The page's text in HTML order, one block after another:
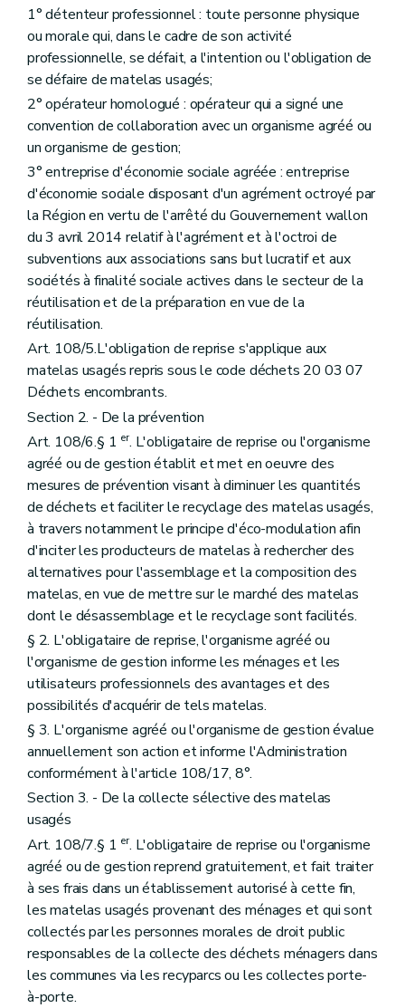
1° détenteur professionnel : toute personne physique
ou morale qui, dans le cadre de son activité
professionnelle, se défait, a l'intention ou l'obligation de
se défaire de matelas usagés;
2° opérateur homologué : opérateur qui a signé une
convention de collaboration avec un organisme agréé ou
un organisme de gestion;
3° entreprise d'économie sociale agréée : entreprise
d'économie sociale disposant d'un agrément octroyé par
la Région en vertu de l'arrêté du Gouvernement wallon
du 3 avril 2014 relatif à l'agrément et à l'octroi de
subventions aux associations sans but lucratif et aux
sociétés à finalité sociale actives dans le secteur de la
réutilisation et de la préparation en vue de la
réutilisation.
Art. 108/5.L'obligation de reprise s'applique aux
matelas usagés repris sous le code déchets 20 03 07
Déchets encombrants.
Section 2. - De la prévention
Art. 108/6.§ 1 er. L'obligataire de reprise ou l'organisme
agréé ou de gestion établit et met en oeuvre des
mesures de prévention visant à diminuer les quantités
de déchets et faciliter le recyclage des matelas usagés,
à travers notamment le principe d'éco-modulation afin
d'inciter les producteurs de matelas à rechercher des
alternatives pour l'assemblage et la composition des
matelas, en vue de mettre sur le marché des matelas
dont le désassemblage et le recyclage sont facilités.
§ 2. L'obligataire de reprise, l'organisme agréé ou
l'organisme de gestion informe les ménages et les
utilisateurs professionnels des avantages et des
possibilités d'acquérir de tels matelas.
§ 3. L'organisme agréé ou l'organisme de gestion évalue
annuellement son action et informe l'Administration
conformément à l'article 108/17, 8°.
Section 3. - De la collecte sélective des matelas
usagés
Art. 108/7.§ 1 er. L'obligataire de reprise ou l'organisme
agréé ou de gestion reprend gratuitement, et fait traiter
à ses frais dans un établissement autorisé à cette fin,
les matelas usagés provenant des ménages et qui sont
collectés par les personnes morales de droit public
responsables de la collecte des déchets ménagers dans
les communes via les recyparcs ou les collectes porte-
à-porte.